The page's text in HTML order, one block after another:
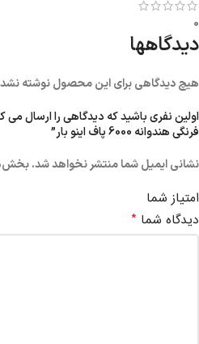
0
دیدگاهها
هیچ دیدگاهی برای این محصول نوشته
اولین نفری باشید که دیدگاهی را ارسال می
فرنگی هندوانه 6000 پاف اینو بار”
نشانی ایمیل شما منتشر نخواهد شد.
امتیاز شما
دیدگاه شما *